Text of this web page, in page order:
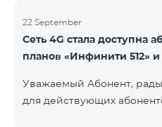
22 September
Сеть 4G стала доступна
планов «Инфинити 512»
Уважаемый Абонент,
для действующих